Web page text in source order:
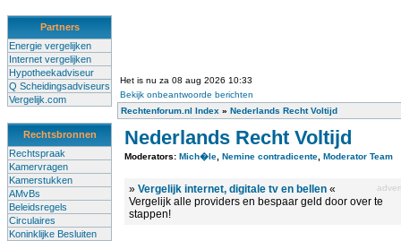
Partners
Energie vergelijken
Internet vergelijken
Hypotheekadviseur
Q Scheidingsadviseurs
Vergelijk.com
Rechtsbronnen
Rechtspraak
Kamervragen
Kamerstukken
AMvBs
Beleidsregels
Circulaires
Koninklijke Besluiten
Het is nu za 08 aug 2026 10:33
Bekijk onbeantwoorde berichten
Rechtenforum.nl Index » Nederlands Recht Voltijd
Nederlands Recht Voltijd
Moderators: Mich�le Nemine contradicente Moderator Team
» Vergelijk internet, digitale tv en bellen «
Vergelijk alle providers en bespaar geld door over te
stappen!